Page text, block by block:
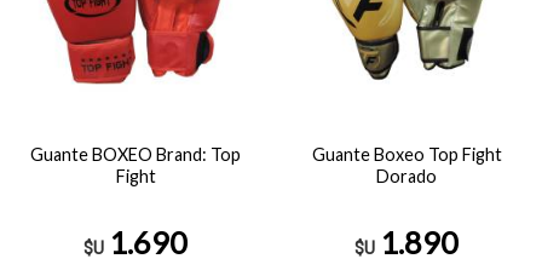
Guante BOXEO Brand: Top
Fight
$U 1.690
Guante Boxeo Top Fight
Dorado
$U 1.890